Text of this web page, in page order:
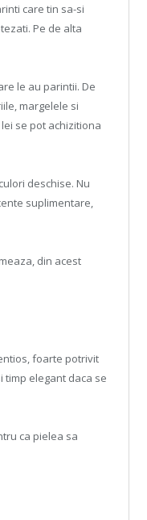
care tin sa-si
Pe de alta
le au parintii. De
margelele si
se pot achizitiona
deschise. Nu
suplimentare,
din acest
foarte potrivit
timp elegant daca se
ca pielea sa